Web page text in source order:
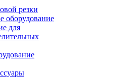
резки
оборудование
для